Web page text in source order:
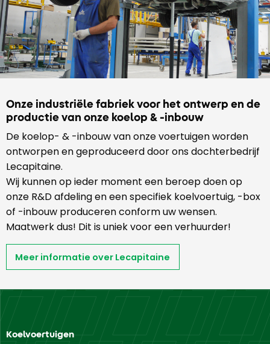
Onze industriële fabriek voor het ontwerp en de
productie van onze koelop & -inbouw
De koelop- & -inbouw van onze voertuigen worden
ontworpen en geproduceerd door ons dochterbedrijf
Lecapitaine.
Wij kunnen op ieder moment een beroep doen op
onze R&D afdeling en een specifiek koelvoertuig, -box
of -inbouw produceren conform uw wensen.
Maatwerk dus! Dit is uniek voor een verhuurder!
Meer informatie over Lecapitaine
Koelvoertuigen